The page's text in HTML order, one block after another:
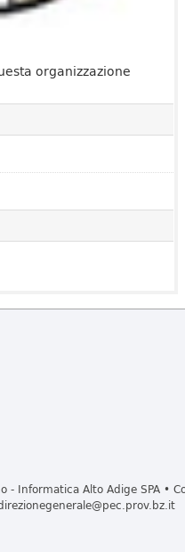
organizzazione
Informatica Alto Adige SPA •